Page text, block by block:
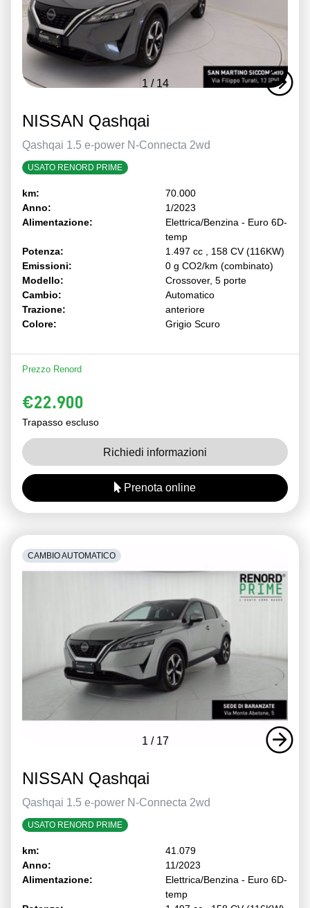
1 / 14
NISSAN Qashqai
Qashqai 1.5 e-power N-Connecta 2wd
USATO RENORD PRIME
km:
70.000
Anno:
1/2023
Alimentazione:
Elettrica/Benzina - Euro 6D-
temp
Potenza:
1.497 cc , 158 CV (116KW)
Emissioni:
0 g CO2/km (combinato)
Modello:
Crossover, 5 porte
Cambio:
Automatico
Trazione:
anteriore
Colore:
Grigio Scuro
Prezzo Renord
€22.900
Trapasso escluso
Richiedi informazioni
Prenota online
1 / 17
CAMBIO AUTOMATICO
NISSAN Qashqai
Qashqai 1.5 e-power N-Connecta 2wd
USATO RENORD PRIME
km:
41.079
Anno:
11/2023
Alimentazione:
Elettrica/Benzina - Euro 6D-
temp